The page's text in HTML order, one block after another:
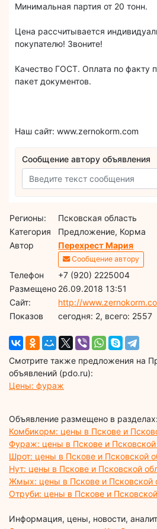
Минимальная партия от 20 тонн.
Цена рассчитывается
покупателю! Звоните!
Качество ГОСТ. Оплата по факту
пакет документов.
Наш сайт: www.zernokorm.com
Сообщение автору объявления
Регионы:
Псковская область
Категория
Предложение, Корма
Автор
Перехрест Мария
Сообщение автору
Телефон
+7 (920) 2225004
Размещено 26.09.2018 13:51
Сайт:
http://
Показов
cегодня: 2, всего: 2557
Смотрите также предложения на
объявлений (pdo.ru):
Цены: фураж
Объявление размещено в разделах:
Комбикорм: цены в Пскове и
Фураж: цены в Пскове и Псковской
Шрот: цены в Пскове и Псковской
Нут: цены в Пскове и Псковской
Жмых: цены в Пскове и Псковской
Отруби: цены в Пскове и
Информация, цены, новости,